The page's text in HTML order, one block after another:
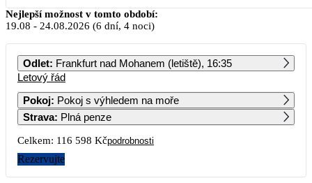
Srpen 2026
PO ÚT ST ČT PÁ SO NE
3 4
10
Nejlepší možnost v tomto období:
19.08 - 24.08.2026 (6 dní, 4 noci)
Odlet: Frankfurt nad Mohanem (letiště), 16:35
Letový řád
Pokoj:
Pokoj s výhledem na moře
Strava: Plná penze
Celkem: 116 598 Kčpodrobnosti
Rezervujte